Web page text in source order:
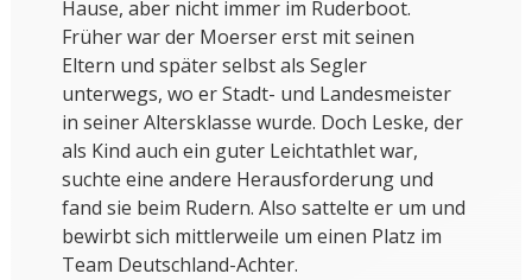
Hause, aber nicht immer im Ruderboot.
Früher war der Moerser erst mit seinen
Eltern und später selbst als Segler
unterwegs, wo er Stadt- und Landesmeister
in seiner Altersklasse wurde. Doch Leske, der
als Kind auch ein guter Leichtathlet war,
suchte eine andere Herausforderung und
fand sie beim Rudern. Also sattelte er um und
bewirbt sich mittlerweile um einen Platz im
Team Deutschland-Achter.